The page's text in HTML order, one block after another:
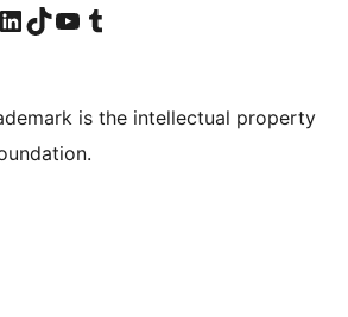
bezoeken
Instagram account
Bezoek ons LinkedIn account
Bezoek ons TikTok account
Bezoek ons YouTube kanaalBezoek ons Tumblr account
is the intellectual property